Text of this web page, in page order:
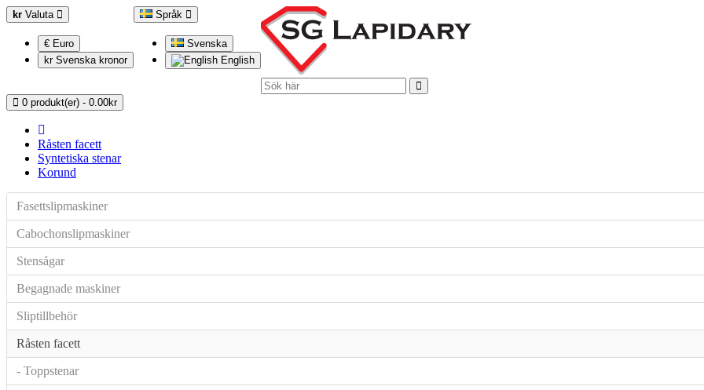
kr Valuta
€ Euro
kr Svenska kronor
Språk
Svenska
English
0 produkt(er) - 0.00kr
Råsten facett
Syntetiska stenar
Korund
Fasettslipmaskiner
Cabochonslipmaskiner
Stensågar
Begagnade maskiner
Sliptillbehör
Råsten facett
- Toppstenar